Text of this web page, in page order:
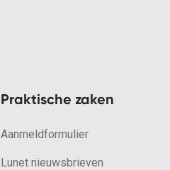
Praktische zaken
Aanmeldformulier
Lunet nieuwsbrieven